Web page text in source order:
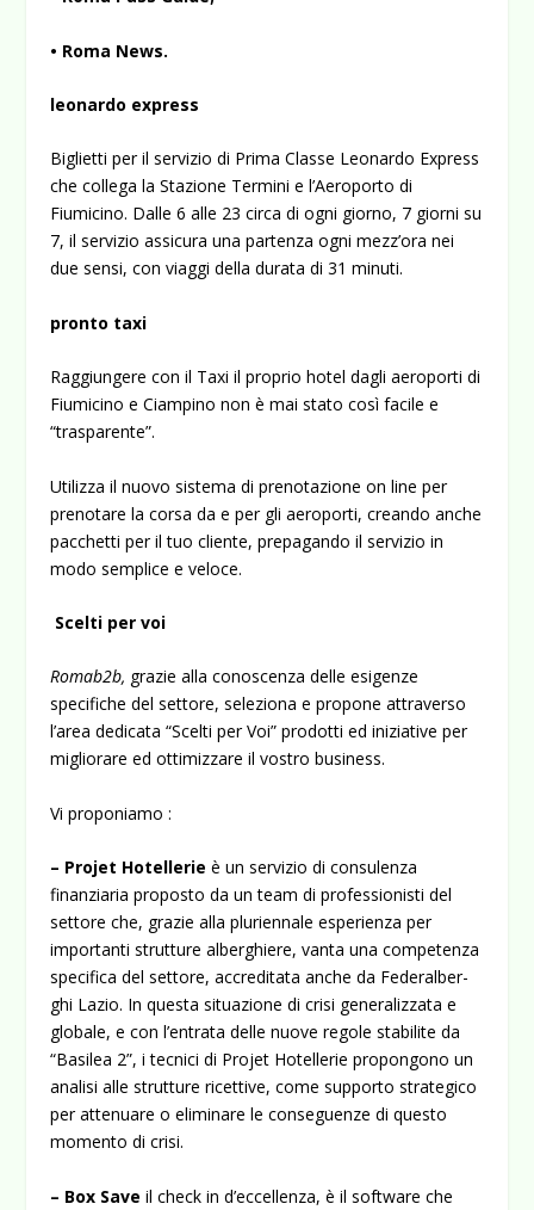
• Roma News.
leonardo express
Biglietti per il servizio di Prima Classe Leonardo Express
che collega la Stazione Termini e l’Aeroporto di
Fiumicino. Dalle 6 alle 23 circa di ogni giorno, 7 giorni su
7, il servizio assicura una partenza ogni mezz’ora nei
due sensi, con viaggi della durata di 31 minuti.
pronto taxi
Raggiungere con il Taxi il proprio hotel dagli aeroporti di
Fiu­micino e Ciampino non è mai stato così facile e
“trasparente”.
Utilizza il nuovo sistema di prenotazione on line per
prenotare la corsa da e per gli aeroporti, creando anche
pacchetti per il tuo cliente, prepagando il servizio in
modo semplice e veloce.
Scelti per voi
Romab2b, grazie alla conoscenza delle esigenze
specifiche del settore, seleziona e propone attraverso
l’area dedicata “Scelti per Voi” prodotti ed iniziative per
migliorare ed ottimizzare il vostro business.
Vi proponiamo :
– Projet Hotellerie è un servizio di consulenza
finanziaria pro­posto da un team di professionisti del
settore che, grazie alla plu­riennale esperienza per
importanti strutture alberghiere, vanta una competenza
specifica del settore, accreditata anche da Federalber­
ghi Lazio. In questa situazione di crisi generalizzata e
globale, e con l’entrata delle nuove regole stabilite da
“Basilea 2”, i tecnici di Projet Hotellerie propongono un
analisi alle strutture ricettive, come supporto strategico
per attenuare o eliminare le conseguenze di questo
momento di crisi.
– Box Save il check in d’eccellenza, è il software che